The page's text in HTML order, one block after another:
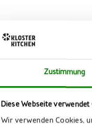
Zustimmung
Diese Webseite verwendet
Wir verwenden Cookies,